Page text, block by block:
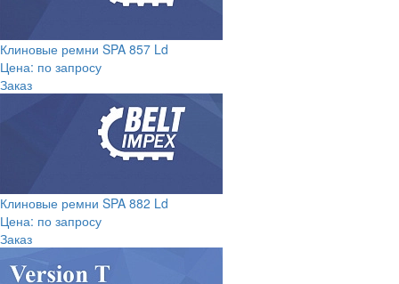
Клиновые ремни SPA 857 Ld
Цена: по запросу
Заказ
Клиновые ремни SPA 882 Ld
Цена: по запросу
Заказ